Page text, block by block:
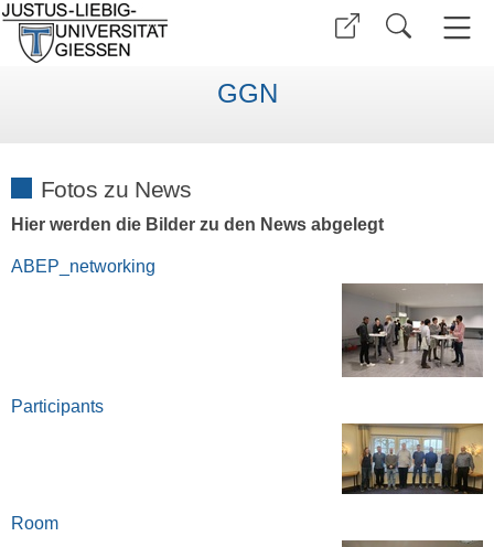
GGN
Fotos zu News
Hier werden die Bilder zu den News abgelegt
ABEP_networking
Participants
Room